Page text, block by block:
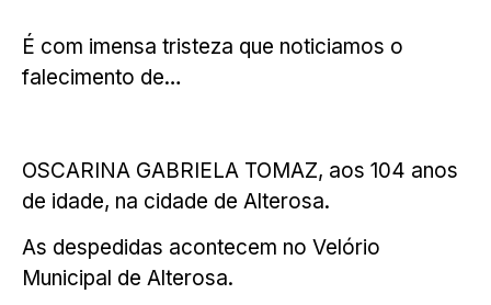
É com imensa tristeza que noticiamos o
falecimento de…
OSCARINA GABRIELA TOMAZ, aos 104 anos
de idade, na cidade de Alterosa.
As despedidas acontecem no Velório
Municipal de Alterosa.